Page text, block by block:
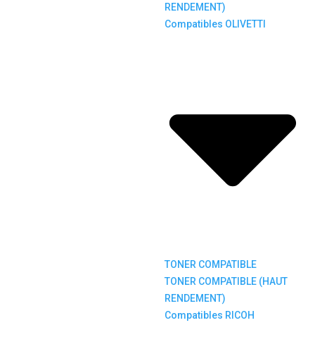
RENDEMENT)
Compatibles OLIVETTI
TONER COMPATIBLE
TONER COMPATIBLE (HAUT
RENDEMENT)
Compatibles RICOH